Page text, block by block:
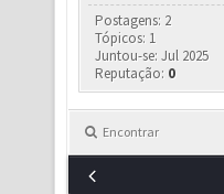
Postagens: 2
Tópicos: 1
Juntou-se: Jul 2025
Reputação: 0
Encontrar